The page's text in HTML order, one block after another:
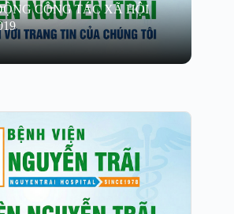
CÔNG TÁC XÃ HỘI